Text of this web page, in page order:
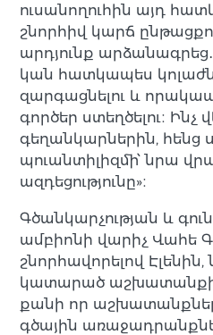
ուսանողուհին այդ
շնորհիվ կարճ
արդյունք
կան հատկապես
զարգացնելու և
գործեր ստեղծելու։ Ինչ
գեղանկարներին, հենց
պուանտիլիզմի՝ նրա
ազդեցությունը»։
Գծանկարչության և
ամբիոնի վարիչ Վահե
շնորհավորելով
կատարած աշխատանքի
քանի որ
գծային